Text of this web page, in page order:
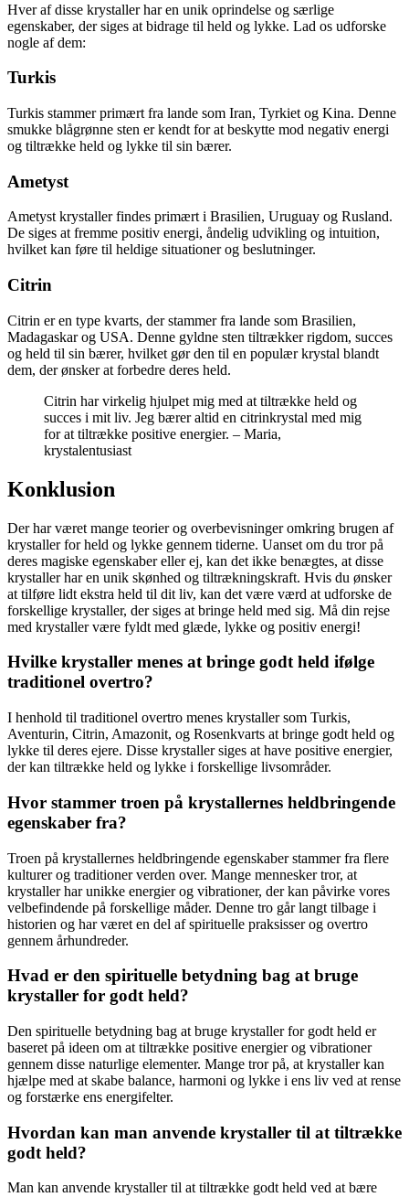
Hver af disse krystaller har en unik oprindelse og særlige
egenskaber, der siges at bidrage til held og lykke. Lad os udforske
nogle af dem:
Turkis
Turkis stammer primært fra lande som Iran, Tyrkiet og Kina. Denne
smukke blågrønne sten er kendt for at beskytte mod negativ energi
og tiltrække held og lykke til sin bærer.
Ametyst
Ametyst krystaller findes primært i Brasilien, Uruguay og Rusland.
De siges at fremme positiv energi, åndelig udvikling og intuition,
hvilket kan føre til heldige situationer og beslutninger.
Citrin
Citrin er en type kvarts, der stammer fra lande som Brasilien,
Madagaskar og USA. Denne gyldne sten tiltrækker rigdom, succes
og held til sin bærer, hvilket gør den til en populær krystal blandt
dem, der ønsker at forbedre deres held.
Citrin har virkelig hjulpet mig med at tiltrække held og
succes i mit liv. Jeg bærer altid en citrinkrystal med mig
for at tiltrække positive energier. – Maria,
krystalentusiast
Konklusion
Der har været mange teorier og overbevisninger omkring brugen af
krystaller for held og lykke gennem tiderne. Uanset om du tror på
deres magiske egenskaber eller ej, kan det ikke benægtes, at disse
krystaller har en unik skønhed og tiltrækningskraft. Hvis du ønsker
at tilføre lidt ekstra held til dit liv, kan det være værd at udforske de
forskellige krystaller, der siges at bringe held med sig. Må din rejse
med krystaller være fyldt med glæde, lykke og positiv energi!
Hvilke krystaller menes at bringe godt held ifølge
traditionel overtro?
I henhold til traditionel overtro menes krystaller som Turkis,
Aventurin, Citrin, Amazonit, og Rosenkvarts at bringe godt held og
lykke til deres ejere. Disse krystaller siges at have positive energier,
der kan tiltrække held og lykke i forskellige livsområder.
Hvor stammer troen på krystallernes heldbringende
egenskaber fra?
Troen på krystallernes heldbringende egenskaber stammer fra flere
kulturer og traditioner verden over. Mange mennesker tror, at
krystaller har unikke energier og vibrationer, der kan påvirke vores
velbefindende på forskellige måder. Denne tro går langt tilbage i
historien og har været en del af spirituelle praksisser og overtro
gennem århundreder.
Hvad er den spirituelle betydning bag at bruge
krystaller for godt held?
Den spirituelle betydning bag at bruge krystaller for godt held er
baseret på ideen om at tiltrække positive energier og vibrationer
gennem disse naturlige elementer. Mange tror på, at krystaller kan
hjælpe med at skabe balance, harmoni og lykke i ens liv ved at rense
og forstærke ens energifelter.
Hvordan kan man anvende krystaller til at tiltrække
godt held?
Man kan anvende krystaller til at tiltrække godt held ved at bære